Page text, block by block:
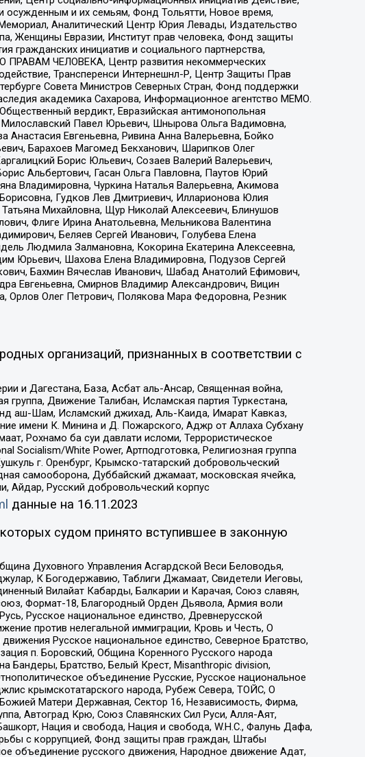
и их семьям, Фонд Тольятти, Новое время,
Аналитический Центр Юрия Левады, Издательство
Женщины Евразии, Институт прав человека, Фонд защиты
гражданских инициатив и социального партнерства,
ПРАВАМ ЧЕЛОВЕКА, Центр развития некоммерческих
Трансперенси Интернешнл-Р, Центр Защиты Прав
Совета Министров Северных Стран, Фонд поддержки
академика Сахарова, Информационное агентство МЕМО.
вердикт, Евразийская антимонопольная
Павел Юрьевич, Шнырова Ольга Вадимовна,
Евгеньевна, Ривина Анна Валерьевна, Бойко
Барахоев Магомед Бекханович, Шарипков Олег
Борис Юльевич, Созаев Валерий Валерьевич,
Альбертович, Гасан Ольга Павловна, Паутов Юрий
Владимировна, Чуркина Наталья Валерьевна, Акимова
Гудков Лев Дмитриевич, Илларионова Юлия
Михайловна, Щур Николай Алексеевич, Блинушов
Флиге Ирина Анатольевна, Мельникова Валентина
Беляев Сергей Иванович, Голубева Елена
Людмила Залмановна, Кокорина Екатерина Алексеевна,
Юрьевич, Шахова Елена Владимировна, Подузов Сергей
Бахмин Вячеслав Иванович, Шабад Анатолий Ефимович,
Евгеньевна, Смирнов Владимир Александрович, Вицин
Орлов Олег Петрович, Полякова Мара Федоровна, Резник
организаций, признанных в соответствии с
и Дагестана, База, Асбат аль-Ансар, Священная война,
Движение Талибан, Исламская партия Туркестана,
аш-Шам, Исламский джихад, Аль-Каида, Имарат Кавказ,
имени К. Минина и Д. Пожарского, Аджр от Аллаха Субхану
Рохнамо ба суи давлати исломи, Террористическое
White Power, Артподготовка, Религиозная группа
г. Оренбург, Крымско-татарский добровольческий
самооборона, Дуббайский джамаат, московская ячейка,
Айдар, Русский добровольческий корпус
данные на 16.11.2023
судом принято вступившее в законную
Духовного Управления Асгардской Веси Беловодья,
К Богодержавию, Таблиги Джамаат, Свидетели Иеговы,
Вилайат Кабарды, Балкарии и Карачая, Союз славян,
Формат-18, Благородный Орден Дьявола, Армия воли
Русское национальное единство, Древнерусской
против нелегальной иммиграции, Кровь и Честь, О
Русское национальное единство, Северное Братство,
п. Боровский, Община Коренного Русского народа
Бандеры, Братство, Белый Крест, Misanthropic division,
объединение Русские, Русское национальное
крымскотатарского народа, Рубеж Севера, ТОЙС, О
Матери Державная, Сектор 16, Независимость, Фирма,
Автоград Крю, Союз Славянских Сил Руси, Алля-Аят,
Нация и свобода, Нация и свобода, W.H.С., Фалунь Дафа,
с коррупцией, Фонд защиты прав граждан, Штабы
объединение русского движения, Народное движение Адат,